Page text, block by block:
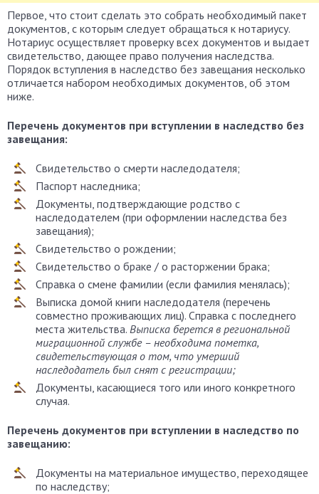
Первое, что стоит сделать это собрать необходимый пакет
документов, с которым следует обращаться к нотариусу.
Нотариус осуществляет проверку всех документов и выдает
свидетельство, дающее право получения наследства.
Порядок вступления в наследство без завещания несколько
отличается набором необходимых документов, об этом
ниже.
Перечень документов при вступлении в наследство без
завещания:
Свидетельство о смерти наследодателя;
Паспорт наследника;
Документы, подтверждающие родство с
наследодателем (при оформлении наследства без
завещания);
Свидетельство о рождении;
Свидетельство о браке / о расторжении брака;
Справка о смене фамилии (если фамилия менялась);
Выписка домой книги наследодателя (перечень
совместно проживающих лиц). Справка с последнего
места жительства. Выписка берется в региональной
миграционной службе – необходима пометка,
свидетельствующая о том, что умерший
наследодатель был снят с регистрации;
Документы, касающиеся того или иного конкретного
случая.
Перечень документов при вступлении в наследство по
завещанию:
Документы на материальное имущество, переходящее
по наследству;